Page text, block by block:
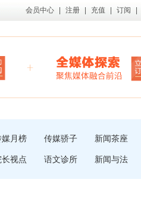
会员中心 注册 充值 订阅
媒月榜 传媒骄子 新闻茶座
长视点 语文诊所 新闻与法